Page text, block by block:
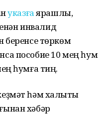
указғаярашлы,
инвалид
беренсе төркөм
пособие 10 мең һум
һумға тиң.
һәм халыҡты
хәбәр